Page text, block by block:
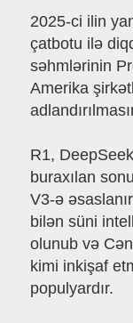
2025-ci ilin
çatbotu ilə
səhmlərinin
Amerika
R1,
buraxılan
V3-ə
bilən süni
olunub və
kimi inkişaf
populyardır.